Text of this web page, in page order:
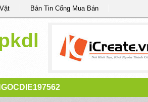
Bản Tin Cổng Mua Bán